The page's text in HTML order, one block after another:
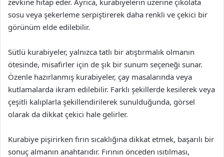
zevkine hitap eder. Ayrıca, kurabiyelerin üzerine çikolata
sosu veya şekerleme serpiştirerek daha renkli ve çekici bir
görünüm elde edilebilir.
Sütlü kurabiyeler, yalnızca tatlı bir atıştırmalık olmanın
ötesinde, misafirler için de şık bir sunum seçeneği sunar.
Özenle hazırlanmış kurabiyeler, çay masalarında veya
kutlamalarda ikram edilebilir. Farklı şekillerde kesilerek veya
çeşitli kalıplarla şekillendirilerek sunulduğunda, görsel
olarak da dikkat çekici hale gelirler.
Kurabiye pişirirken fırın sıcaklığına dikkat etmek, başarılı bir
sonuç almanın anahtarıdır. Fırının önceden ısıtılması,